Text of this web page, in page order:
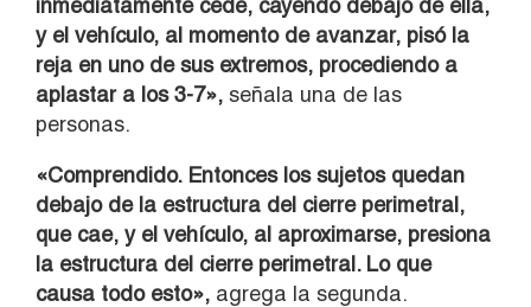
inmediatamente cede, cayendo debajo de ella,
y el vehículo, al momento de avanzar, pisó la
reja en uno de sus extremos, procediendo a
aplastar a los 3-7», señala una de las
personas.
«Comprendido. Entonces los sujetos quedan
debajo de la estructura del cierre perimetral,
que cae, y el vehículo, al aproximarse, presiona
la estructura del cierre perimetral. Lo que
causa todo esto», agrega la segunda.